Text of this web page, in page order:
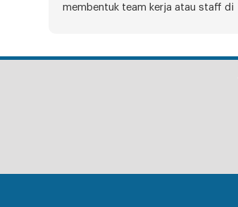
membentuk team kerja atau staff di